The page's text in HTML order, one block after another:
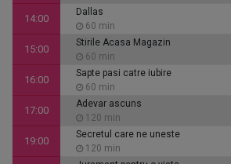
14:00
Dallas
60 min
15:00
Stirile Acasa Magazin
60 min
16:00
Sapte pasi catre iubire
60 min
17:00
Adevar ascuns
120 min
19:00
Secretul care ne uneste
120 min